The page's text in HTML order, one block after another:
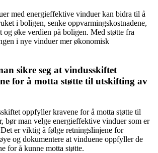
med energieffektive vinduer kan bidra til å
i boligen, senke oppvarmingskostnadene,
og øke verdien på boligen. Med støtte fra
i nye vinduer mer økonomisk
sikre seg at vindusskiftet
for å motta støtte til utskifting av
oppfyller kravene for å motta støtte til
bør man velge energieffektive vinduer som er
er viktig å følge retningslinjene for
og dokumentere at vinduene oppfyller de
for å kunne motta støtte.